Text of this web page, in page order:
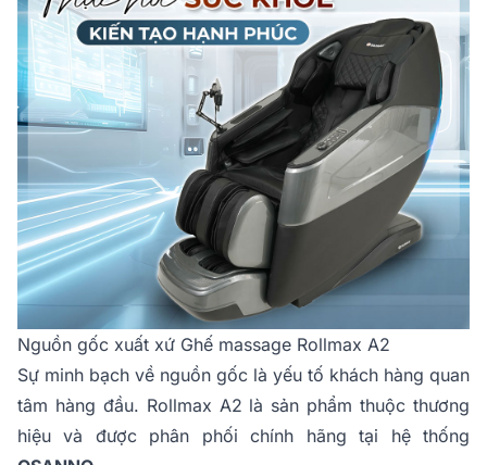
Nguồn gốc xuất xứ Ghế massage Rollmax A2
Sự minh bạch về nguồn gốc là yếu tố khách hàng quan
tâm hàng đầu. Rollmax A2 là sản phẩm thuộc thương
hiệu và được phân phối chính hãng tại hệ thống